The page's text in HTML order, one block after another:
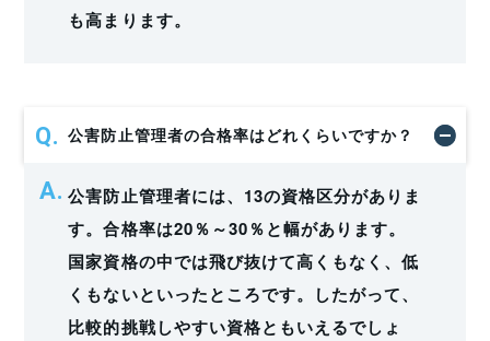
も高まります。
公害防止管理者の合格率はどれくらいですか？
公害防止管理者には、13の資格区分がありま
す。合格率は20％～30％と幅があります。
国家資格の中では飛び抜けて高くもなく、低
くもないといったところです。したがって、
比較的挑戦しやすい資格ともいえるでしょ